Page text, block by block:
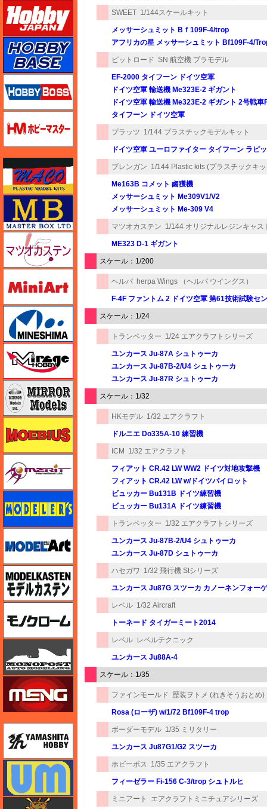
SWEET 1/144スケールキット
メッサーシュミット Bｆ109F-4/trop
アフリカの星 メッサーシュミット Bf109F-4/
ピットロード SN 航空機 プラモデル
EF-2000 タイフーン ドイツ空軍
ドイツ空軍 輸送機 Me323E-2 ギガント
ドイツ空軍 輸送機 Me323E-2 ギガント 2号戦
タイフーン ドイツ空軍
プラッツ 1/144 プラスチックモデルキット
ドイツ空軍 ユーロファイター タイフーン ラピ
ブレンガン 1/144 Plastic kits (プラスチックキ
Me163B コメット 鹵獲機
メッサーシュミット Me309V1/V2
メッサーシュミット Me-309 V4
マツオカステン 1/144 オリジナルレジンキャス
ME323 D-1 ギガント
スケール：1/200
ヘルパ herpa Wings （ヘルパ ウイングス）
F-4F ファントム 2 ドイツ空軍 第61技術試験セ
スケール：1/24
トランペッター 1/24 エアクラフトシリーズ
ユンカース Ju-87A シュトゥーカ
ユンカース Ju-87B-2/U4 シュトゥーカ
ユンカース Ju-87R シュトゥーカ
スケール：1/32
HKモデル 1/32 エアクラフト
ドルニエ Do335A-10 練習機
ICM 1/32 エアクラフト
フィアット CR.42 LW WW2 ドイツ対地攻撃機
フィアット CR.42 LW w/ドイツパイロット
ビュッカー Bu131B ドイツ練習機
ビュッカー Bu131A ドイツ練習機
トランペッター 1/32 エアクラフトシリーズ
ユンカース Ju-87B-2/U4 シュトゥーカ
ユンカース Ju-87D シュトゥーカ
ハセガワ 1/32 飛行機 Stシリーズ
ユンカース Ju87G スツーカ カノーネンフォー
レベル 1/32 Aircraft
トーネード タイガーミート2014
レベル レベルテクニック
ユンカース Ju88A-4
スケール：1/35
ファインモールド 歴装ヲトメ (れきそうおとめ)
Rosa (ローザ) w/1/72 Bf109F-4 trop
ボーダーモデル 1/35 ミリタリー
ユンカース Ju87G1/G2 スツーカ
ホビーボス 1/35 エアクラフト
フィーゼラー Fi-156 C-3/trop シュトルヒ
ミニアート エアクラフトミニチュアシリーズ
ホビージャパン
ホビーベース
ホビーマスター
マスターボックス
マツオカステン
ミニアート
ミネシマ
メリットインターナショナル
モデルアート
モデルカステン
モノクローム
モンモデル（MENG MODEL）
ライオンロア（LionRoar）